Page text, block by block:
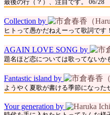
最後の行（？）、注目です。 06/28
Collection by
ヒトって愚かだねえーって歌詞です
AGAIN LOVE SONG by
題名ほど恋については歌ってないか
Fantastic island by
ようやく夏歌が書ける季節になった
Your generation by